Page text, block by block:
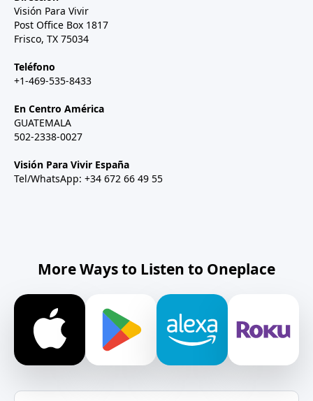
Visión Para Vivir
Post Office Box 1817
Frisco, TX 75034
Teléfono
+1-469-535-8433
En Centro América
GUATEMALA
502-2338-0027
Visión Para Vivir España
Tel/WhatsApp: +34 672 66 49 55
More Ways to Listen to Oneplace